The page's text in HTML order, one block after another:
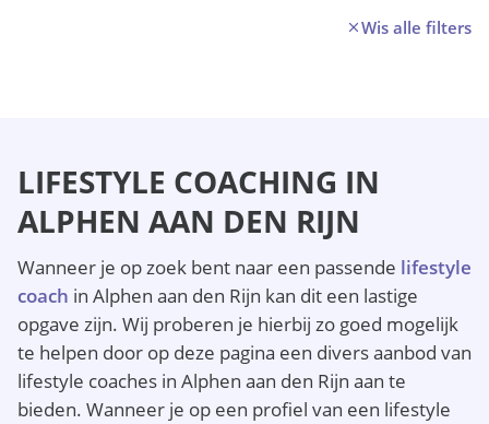
Wis alle filters
LIFESTYLE COACHING IN
ALPHEN AAN DEN RIJN
Wanneer je op zoek bent naar een passende lifestyle
coach in Alphen aan den Rijn kan dit een lastige
opgave zijn. Wij proberen je hierbij zo goed mogelijk
te helpen door op deze pagina een divers aanbod van
lifestyle coaches in Alphen aan den Rijn aan te
bieden. Wanneer je op een profiel van een lifestyle